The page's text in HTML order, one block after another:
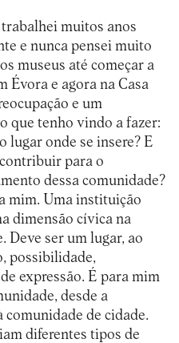
muitos anos
e nunca pensei muito
museus até começar a
e agora na Casa
e um
que tenho vindo a fazer:
lugar onde se insere? E
para o
dessa comunidade?
mim. Uma instituição
dimensão cívica na
Deve ser um lugar, ao
possibilidade,
expressão. É para mim
desde a
de cidade.
diferentes tipos de